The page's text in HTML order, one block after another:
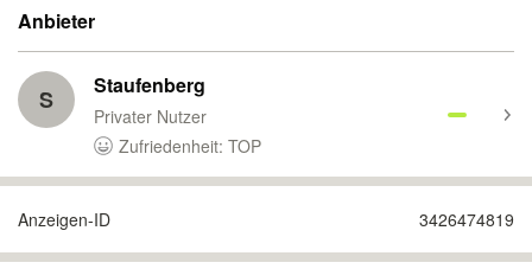
Anbieter
S Staufenberg
Privater Nutzer
Zufriedenheit: TOP
Anzeigen-ID 3426474819